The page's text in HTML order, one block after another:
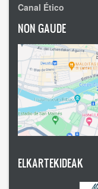
Canal Ético
NON GAUDE
ELKARTEKIDEAK